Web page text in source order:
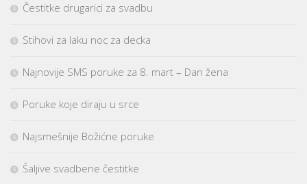
Čestitke drugarici za svadbu
Stihovi za laku noc za decka
Najnovije SMS poruke za 8. mart – Dan žena
Poruke koje diraju u srce
Najsmešnije Božićne poruke
Šaljive svadbene čestitke